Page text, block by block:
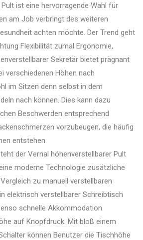
ist eine hervorragende Wahl für
am Job verbringt des weiteren
achten möchte. Der Trend geht
Flexibilität zumal Ergonomie,
Sekretär bietet prägnant
verschiedenen Höhen nach
im Sitzen denn selbst in dem
nach können. Dies kann dazu
Beschwerden entsprechend
vorzubeugen, die häufig
entstehen.
der Vernal höhenverstellbarer Pult
moderne Technologie zusätzliche
zu manuell verstellbaren
elektrisch verstellbarer Schreibtisch
schnelle Akkommodation
auf Knopfdruck. Mit bloß einem
können Benutzer die Tischhöhe